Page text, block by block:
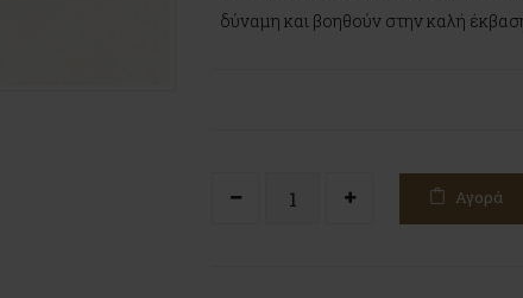
δύναμη και βοηθούν στην καλή
Αγορά